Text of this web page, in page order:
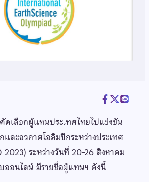
ดเลือกผู้แทนประเทศไทยไปแข่งขัน
และอวกาศโอลิมปิกระหว่างประเทศ
2023) ระหว่างวันที่ 20-26 สิงหาคม
ออนไลน์ มีรายชื่อผู้แทนฯ ดังนี้